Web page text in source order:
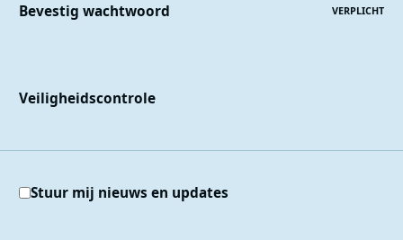
Bevestig wachtwoord VERPLICHT
Veiligheidscontrole
Stuur mij nieuws en updates